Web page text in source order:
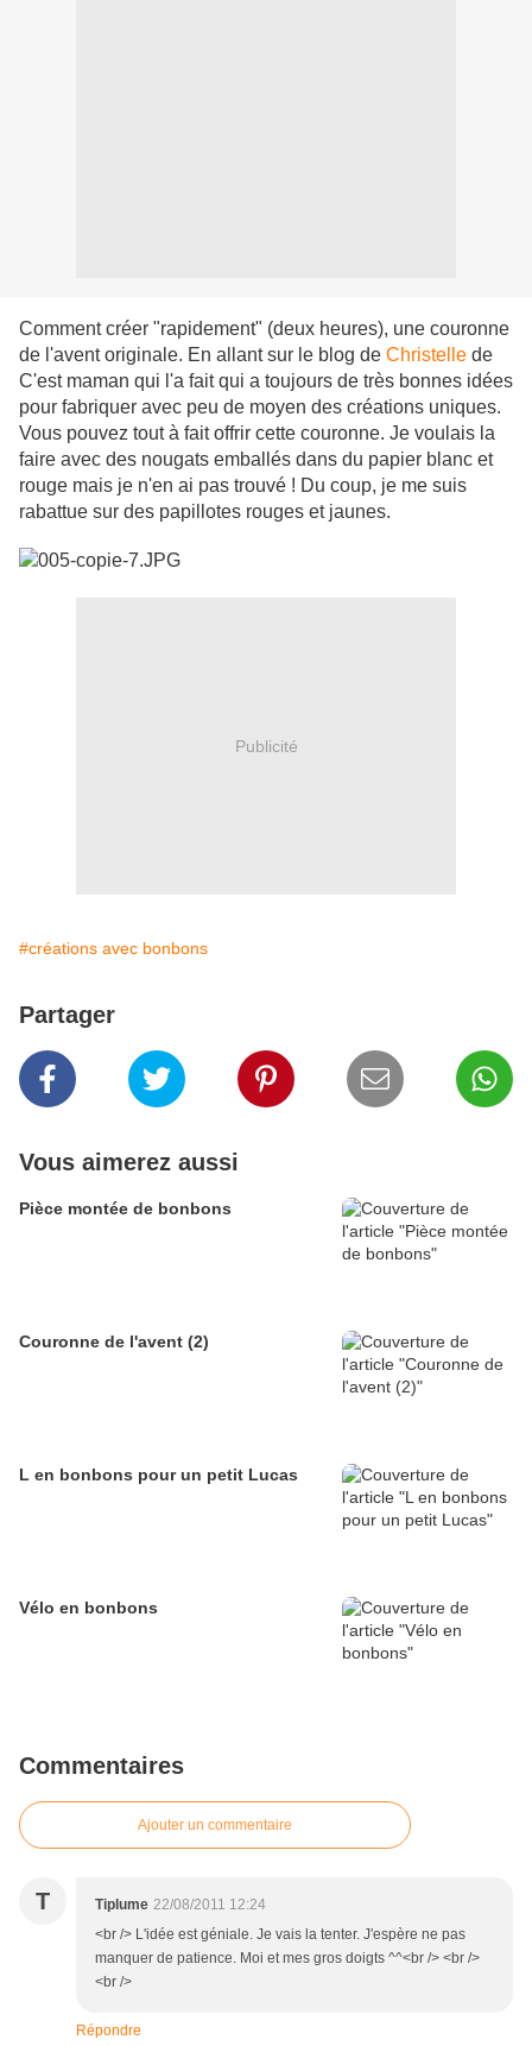
Comment créer "rapidement" (deux heures), une couronne
de l'avent originale. En allant sur le blog de Christelle de
C'est maman qui l'a fait qui a toujours de très bonnes idées
pour fabriquer avec peu de moyen des créations uniques.
Vous pouvez tout à fait offrir cette couronne. Je voulais la
faire avec des nougats emballés dans du papier blanc et
rouge mais je n'en ai pas trouvé ! Du coup, je me suis
rabattue sur des papillotes rouges et jaunes.
Publicité
#créations avec bonbons
Partager
Vous aimerez aussi
Pièce montée de bonbons
Couronne de l'avent (2)
L en bonbons pour un petit Lucas
Vélo en bonbons
Commentaires
Ajouter un commentaire
T Tiplume 22/08/2011 12:24
<br /> L'idée est géniale. Je vais la tenter. J'espère ne pas
manquer de patience. Moi et mes gros doigts ^^<br /> <br />
<br />
Répondre